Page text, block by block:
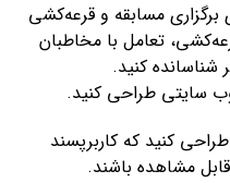
مسابقه و قرعه‌کشی
تعامل با مخاطبان
شناسانده کنید.
سایتی طراحی کنید.
کنید که کاربرپسند
مشاهده باشند.